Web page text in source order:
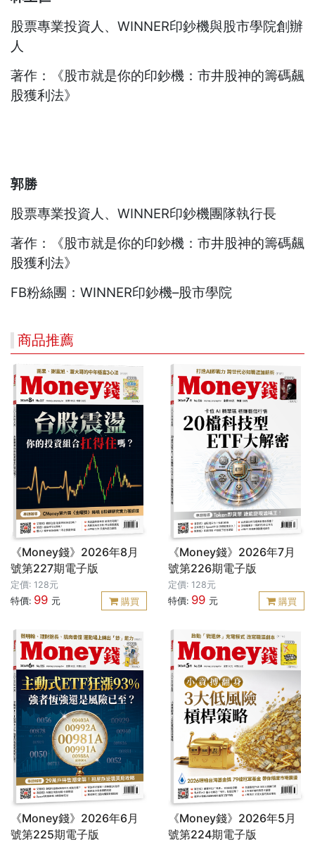
股票專業投資人、WINNER印鈔機與股市學院創辦
人
著作：《股市就是你的印鈔機：市井股神的籌碼飆
股獲利法》
郭勝
股票專業投資人、WINNER印鈔機團隊執行長
著作：《股市就是你的印鈔機：市井股神的籌碼飆
股獲利法》
FB粉絲團：WINNER印鈔機–股市學院
商品推薦
《Money錢》2026年8月
號第227期電子版
定價: 128元
特價: 99 元 購買
《Money錢》2026年7月
號第226期電子版
定價: 128元
特價: 99 元 購買
《Money錢》2026年6月
號第225期電子版
《Money錢》2026年5月
號第224期電子版